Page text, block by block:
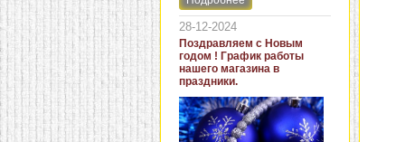
Интернет-магазин "Кровать
и диван" представляет
новинки стульев и кресел
для дачи. В ассортименте
представлены как
бюджетные модели из
пластика для дачи, так и
кресла для загородных
домов из натурального и
искусственного ротанга.
28-12-2024
Поздравляем с Новым
годом ! График работы
нашего магазина в
праздники.